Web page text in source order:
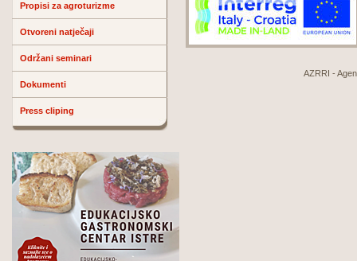
Propisi za agroturizme
Otvoreni natječaji
Održani seminari
Dokumenti
Press cliping
AZRRI -